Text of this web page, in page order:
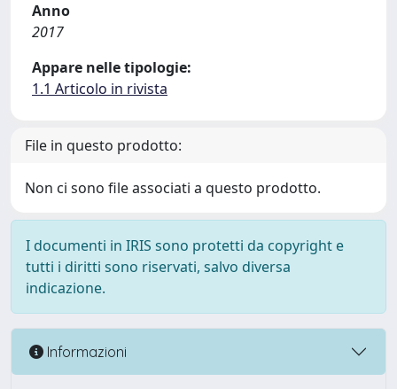
Anno
2017
Appare nelle tipologie:
1.1 Articolo in rivista
File in questo prodotto:
Non ci sono file associati a questo prodotto.
I documenti in IRIS sono protetti da copyright e
tutti i diritti sono riservati, salvo diversa
indicazione.
Informazioni